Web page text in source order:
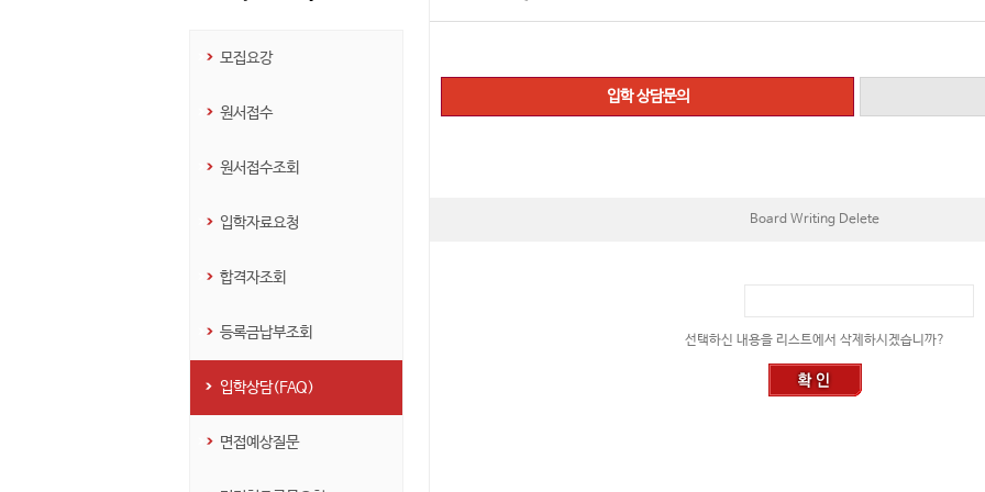
모집요강
원서접수
원서접수조회
입학자료요청
합격자조회
등록금납부조회
입학상담(FAQ)
면접예상질문
입학 상담문의
Board Writing Delete
선택하신 내용을 리스트에서 삭제하시겠습니까?